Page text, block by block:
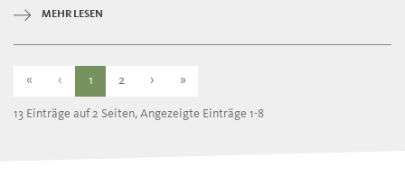
Donnerstag
Samstag
11:00 - 18:00
MEHR LESEN
« ‹ 1 2 › »
13 Einträge auf 2 Seiten, Angezeigte Einträge 1-8